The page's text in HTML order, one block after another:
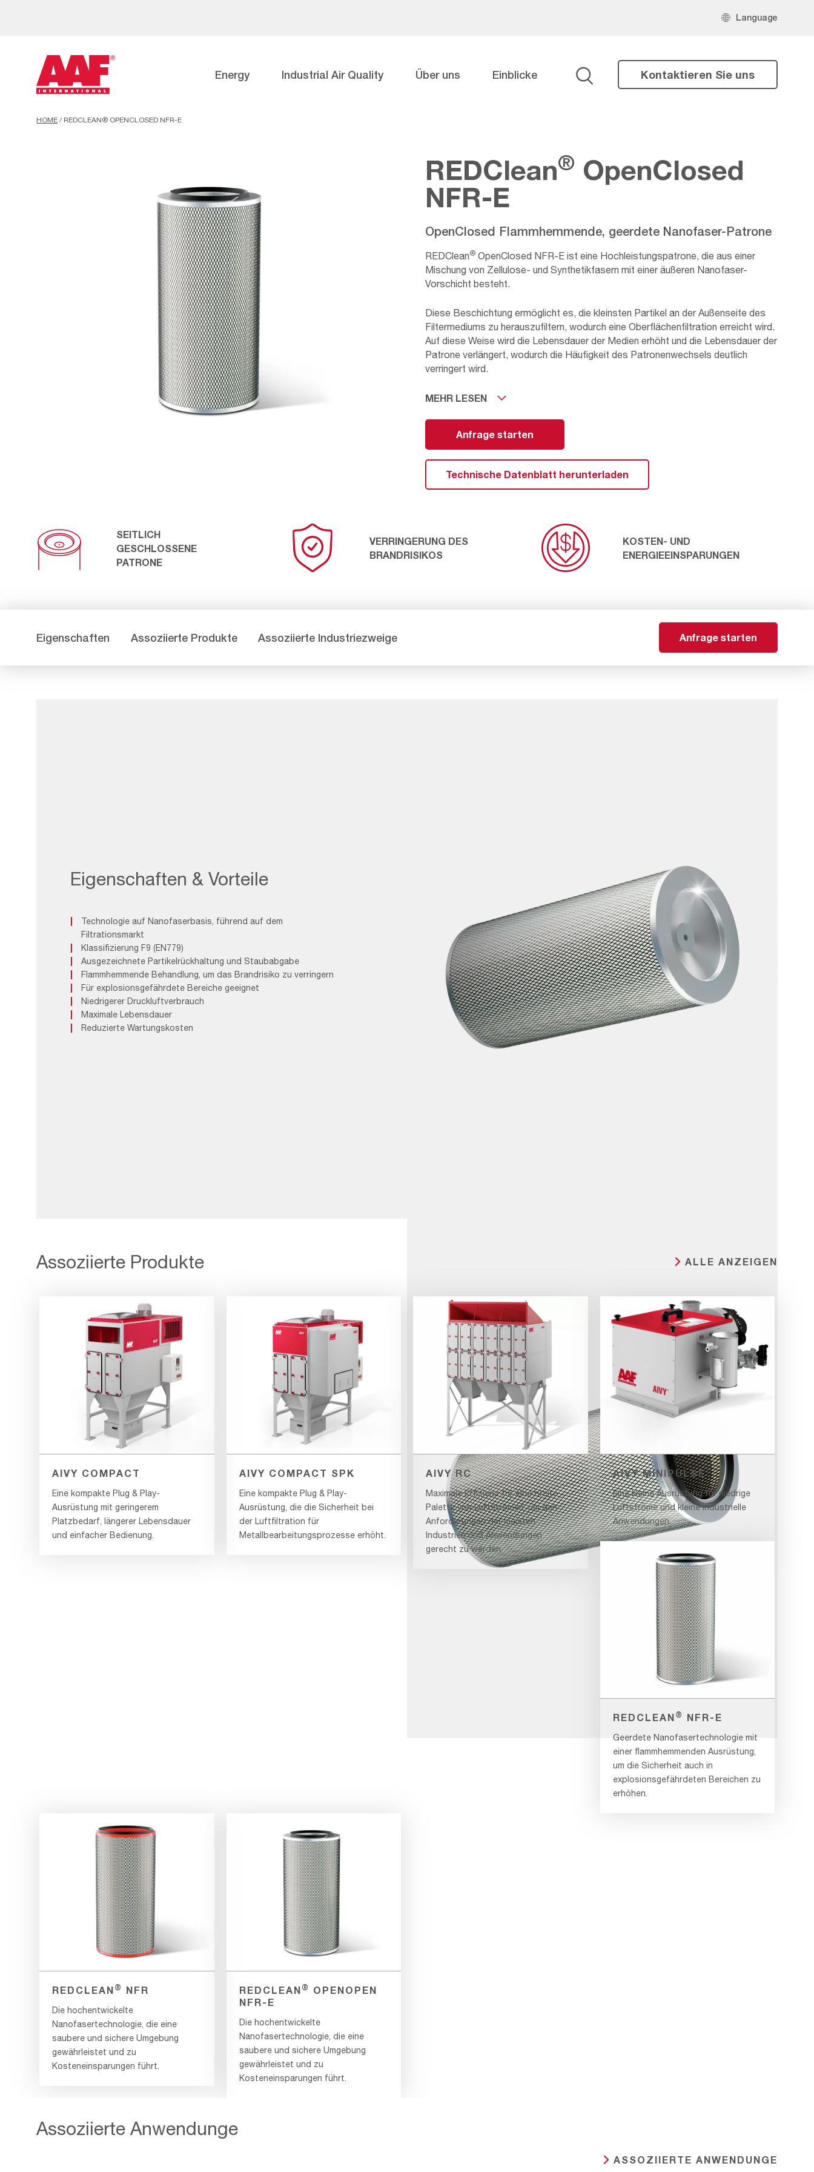
Language
Kontaktieren Sie uns
Energy Industrial Air Quality Über uns Einblicke
HOME / REDCLEAN® OPENCLOSED NFR-E
REDClean® OpenClosed
NFR-E
OpenClosed Flammhemmende, geerdete Nanofaser-Patrone
REDClean® OpenClosed NFR-E ist eine Hochleistungspatrone, die aus einer
Mischung von Zellulose- und Synthetikfasern mit einer äußeren Nanofaser-
Vorschicht besteht.
Diese Beschichtung ermöglicht es, die kleinsten Partikel an der Außenseite des
Filtermediums zu herauszufiltern, wodurch eine Oberflächenfiltration erreicht wird.
Auf diese Weise wird die Lebensdauer der Medien erhöht und die Lebensdauer der
Patrone verlängert, wodurch die Häufigkeit des Patronenwechsels deutlich
verringert wird.
Außerdem ist sie geerdet, so dass sie für den Umgang mit explosionsgefährdeten
Aufgrund seiner Konfiguration und seines Aufbaus ist REDClean
geschlossene Patrone erfordern.
MEHR LESEN
Anfrage starten
Technische Datenblatt herunterladen
SEITLICH
GESCHLOSSENE
PATRONE
VERRINGERUNG DES
BRANDRISIKOS
KOSTEN- UND
ENERGIEEINSPARUNGEN
Eigenschaften Assoziierte Produkte Assoziierte Industriezweige Anfrage starten
OpenClosed_NFR-
Image_Spare-
Parts_OpenOpen
NFR-
Eigenschaften & Vorteile
Technologie auf Nanofaserbasis, führend auf dem
Filtrationsmarkt
Klassifizierung F9 (EN779)
Ausgezeichnete Partikelrückhaltung und Staubabgabe
Flammhemmende Behandlung, um das Brandrisiko zu verringern
Für explosionsgefährdete Bereiche geeignet
Niedrigerer Druckluftverbrauch
Maximale Lebensdauer
Reduzierte Wartungskosten
Assoziierte Produkte ALLE ANZEIGEN
AIVY COMPACT
Eine kompakte Plug & Play-
Ausrüstung mit geringerem
Platzbedarf, längerer Lebensdauer
und einfacher Bedienung.
AIVY COMPACT SPK
Eine kompakte Plug & Play-
Ausrüstung, die die Sicherheit bei
der Luftfiltration für
Metallbearbeitungsprozesse erhöht.
AIVY RC
Maximale Effizienz für eine breite
Palette von Luftströmen, um den
Anforderungen der meisten
Industrien und Anwendungen
gerecht zu werden.
AIVY MINIPULSE
Eine kleine Ausrüstung für niedrige
Luftströme und kleine industrielle
Anwendungen.
REDCLEAN ® NFR-E
Geerdete Nanofasertechnologie mit
einer flammhemmenden Ausrüstung,
um die Sicherheit auch in
explosionsgefährdeten Bereichen zu
erhöhen.
REDCLEAN ® NFR
Die hochentwickelte
Nanofasertechnologie, die eine
saubere und sichere Umgebung
gewährleistet und zu
Kosteneinsparungen führt.
REDCLEAN ®
OPENOPEN
NFR-E
Die hochentwickelte
Nanofasertechnologie, die eine
saubere und sichere Umgebung
gewährleistet und zu
Kosteneinsparungen führt.
Assoziierte Anwendunge
ASSOZIIERTE ANWENDUNGE